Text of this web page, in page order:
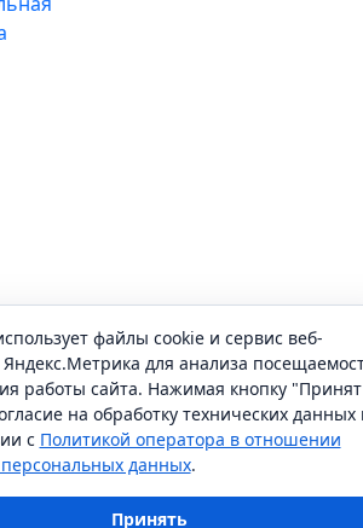
файлы cookie и сервис веб-
для анализа
работы сайта. Нажимая кнопку
на обработку технических данных
с Политикой оператора в отношении
данных.
Принять